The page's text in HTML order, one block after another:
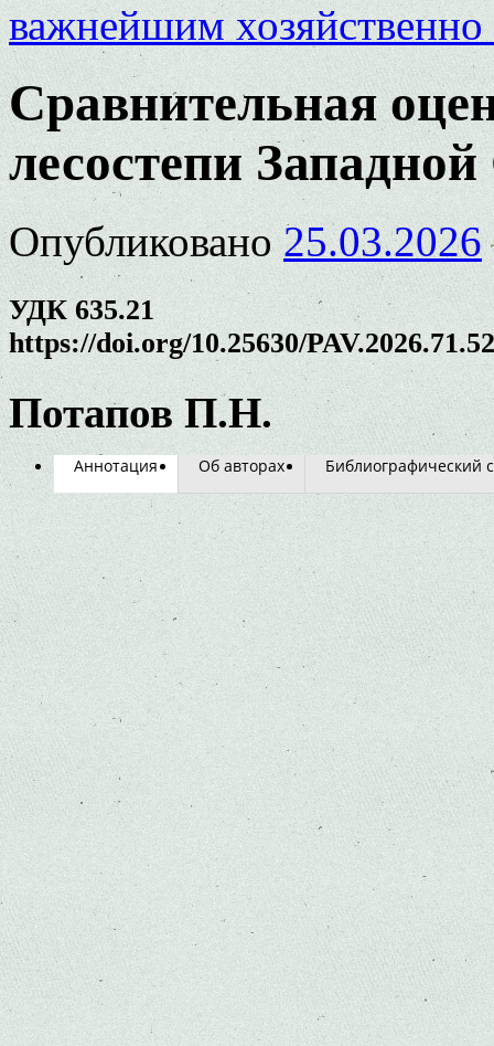
важнейшим
Сравнительная
лесостепи
Опубликовано 25.03.2026
УДК 635.21
https://doi.org/10.25630/
Потапов П.Н.
Аннотация Об авторах Библиографический